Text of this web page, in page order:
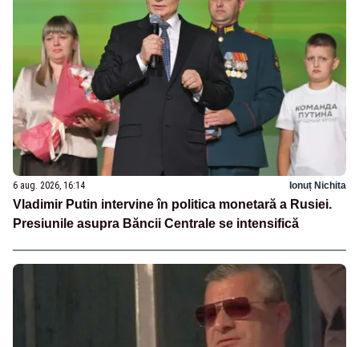
6 aug. 2026, 16:14 Ionuț Nichita
Vladimir Putin intervine în politica monetară a Rusiei.
Presiunile asupra Băncii Centrale se intensifică